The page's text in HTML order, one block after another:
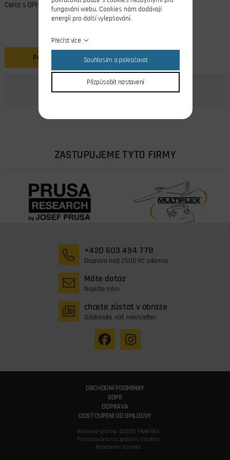
Cena s DPH
Popis
ZASTUPUJEME TYTO FIRMY
+420 603 494 778
Doprava nad 2500 Kč zdarma
Máte dotaz
Napište nám
chcete zůstat v obraze
Odebírejte náš newsletter
OBCHODNÍ PODMÍNKY
GDPR
DOPRAVA
ODSTOUPENÍ OD SMLOUVY
Webové stránky ©2026 PANKREA
Provozováno na systému Estofan
Nastavení cookies
fungování webu. Cookies nám dodávají
energii pro další vylepšování.
Přečíst více
Souhlasím a pokračovat
Přizpůsobit nastavení